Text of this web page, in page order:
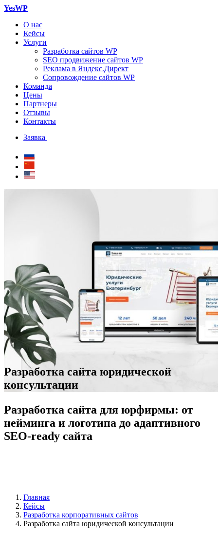
YesWP
О нас
Кейсы
Услуги
Разработка сайтов WP
SEO продвижение сайтов WP
Реклама в Яндекс.Директ
Сопровождение сайтов WP
Команда
Цены
Партнеры
Отзывы
Контакты
Заявка
Разработка сайта юридической
консультации
Разработка сайта для юрфирмы: от
нейминга и логотипа до адаптивного
SEO-ready сайта
Главная
Кейсы
Разработка корпоративных сайтов
Разработка сайта юридической консультации